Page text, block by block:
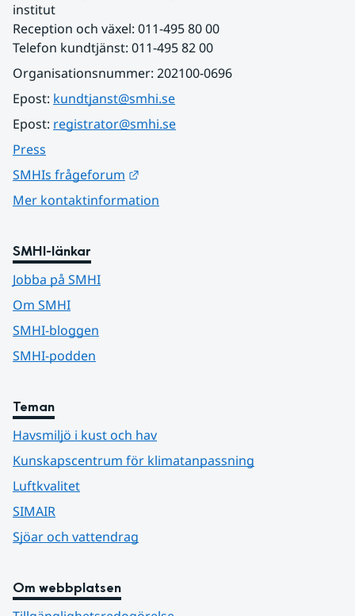
institut
Reception och växel: 011-495 80 00
Telefon kundtjänst: 011-495 82 00
Organisationsnummer: 202100-0696
Epost: kundtjanst@smhi.se
Epost: registrator@smhi.se
Press
SMHIs frågeforum
Mer kontaktinformation
SMHI-länkar
Jobba på SMHI
Om SMHI
SMHI-bloggen
SMHI-podden
Teman
Havsmiljö i kust och hav
Kunskapscentrum för klimatanpassning
Luftkvalitet
SIMAIR
Sjöar och vattendrag
Om webbplatsen